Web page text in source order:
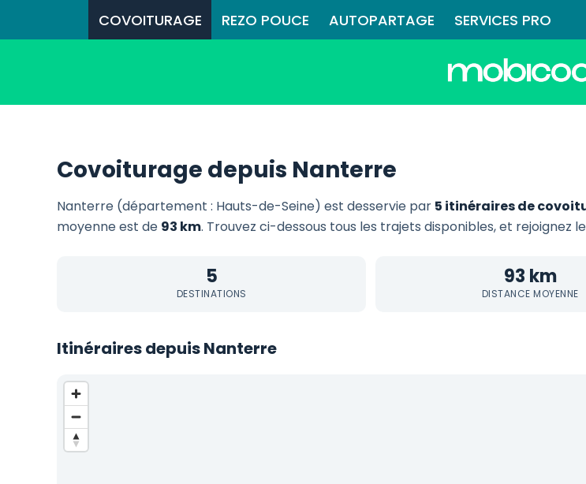
COVOITURAGE REZO POUCE AUTOPARTAGE SERVICES PRO
Covoiturage depuis Nanterre
Nanterre (département : Hauts-de-Seine) est desservie par 5 itinéraires de
moyenne est de 93 km. Trouvez ci-dessous tous les trajets disponibles, et rejoignez
5
DESTINATIONS
93 km
DISTANCE MOYENNE
Itinéraires depuis Nanterre